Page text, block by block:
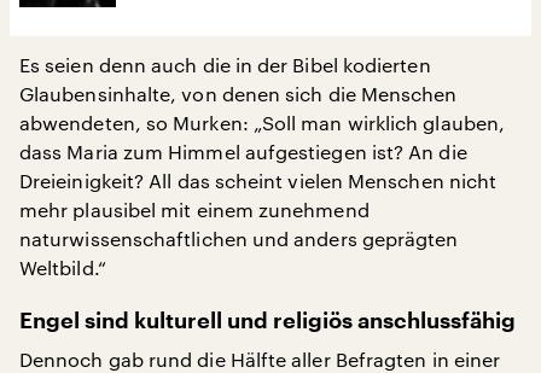
Es seien denn auch die in der Bibel kodierten
Glaubensinhalte, von denen sich die Menschen
abwendeten, so Murken: „Soll man wirklich glauben,
dass Maria zum Himmel aufgestiegen ist? An die
Dreieinigkeit? All das scheint vielen Menschen nicht
mehr plausibel mit einem zunehmend
naturwissenschaftlichen und anders geprägten
Weltbild.“
Engel sind kulturell und religiös anschlussfähig
Dennoch gab rund die Hälfte aller Befragten in einer